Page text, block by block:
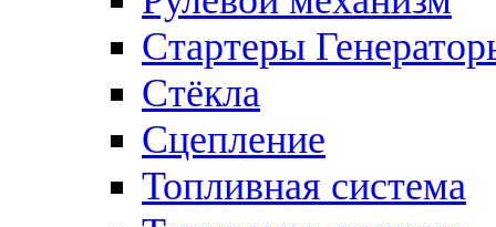
Стартеры
Стёкла
Сцепление
Топливная система